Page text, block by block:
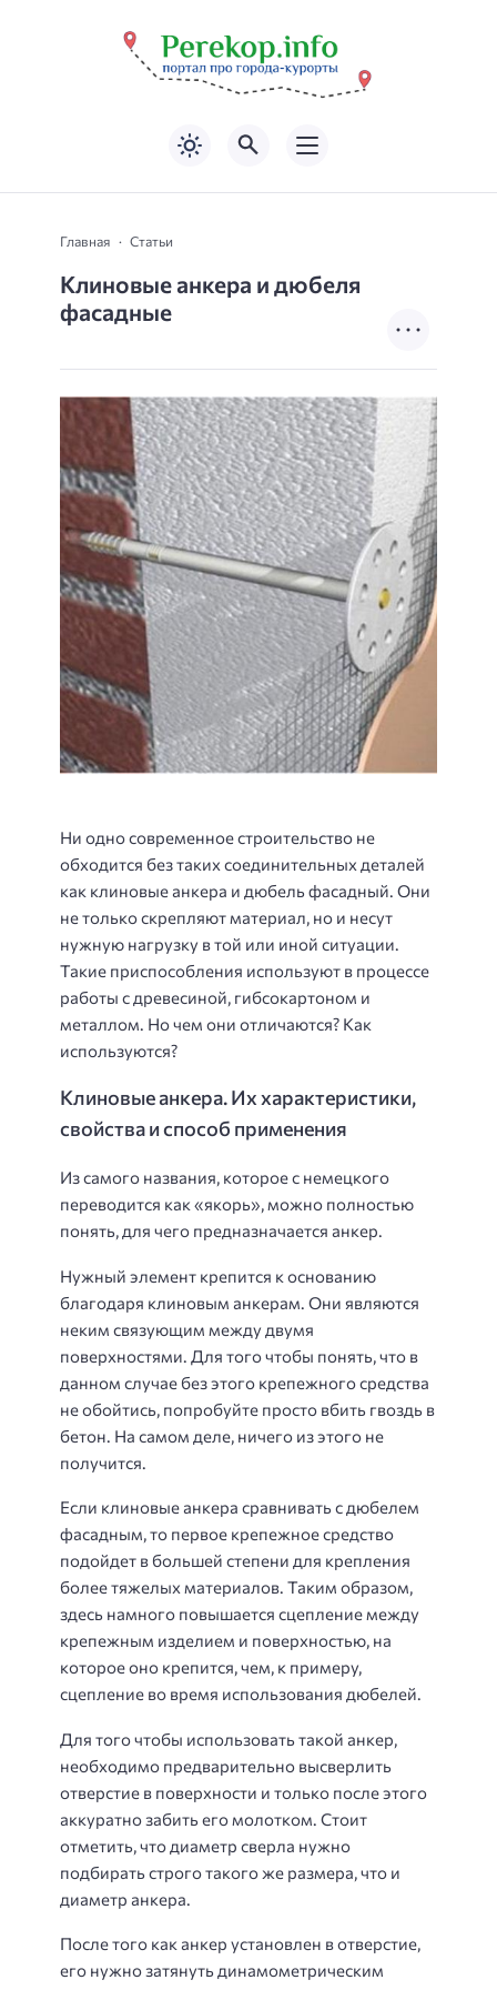
Главная Статьи
Клиновые анкера и дюбеля
фасадные
Ни одно современное строительство не
обходится без таких соединительных деталей
как клиновые анкера и дюбель фасадный. Они
не только скрепляют материал, но и несут
нужную нагрузку в той или иной ситуации.
Такие приспособления используют в процессе
работы с древесиной, гибсокартоном и
металлом. Но чем они отличаются? Как
используются?
Клиновые анкера. Их характеристики,
свойства и способ применения
Из самого названия, которое с немецкого
переводится как «якорь», можно полностью
понять, для чего предназначается анкер.
Нужный элемент крепится к основанию
благодаря клиновым анкерам. Они являются
неким связующим между двумя
поверхностями. Для того чтобы понять, что в
данном случае без этого крепежного средства
не обойтись, попробуйте просто вбить гвоздь в
бетон. На самом деле, ничего из этого не
получится.
Если клиновые анкера сравнивать с дюбелем
фасадным, то первое крепежное средство
подойдет в большей степени для крепления
более тяжелых материалов. Таким образом,
здесь намного повышается сцепление между
крепежным изделием и поверхностью, на
которое оно крепится, чем, к примеру,
сцепление во время использования дюбелей.
Для того чтобы использовать такой анкер,
необходимо предварительно высверлить
отверстие в поверхности и только после этого
аккуратно забить его молотком. Стоит
отметить, что диаметр сверла нужно
подбирать строго такого же размера, что и
диаметр анкера.
После того как анкер установлен в отверстие,
его нужно затянуть динамометрическим